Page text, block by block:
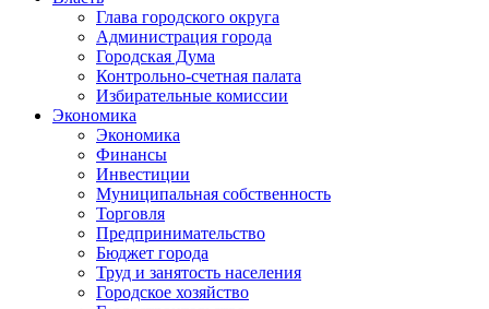
Глава городского округа
Администрация города
Городская Дума
Контрольно-счетная палата
Избирательные комиссии
Экономика
Экономика
Финансы
Инвестиции
Муниципальная собственность
Торговля
Предпринимательство
Бюджет города
Труд и занятость населения
Городское хозяйство